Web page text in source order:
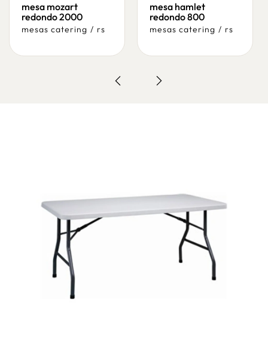
mesa mozart
redondo 2000
mesas catering / rs
mesa hamlet
redondo 800
mesas catering / rs